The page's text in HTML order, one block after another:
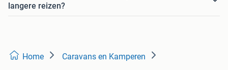
langere reizen?
Home Caravans en Kamperen